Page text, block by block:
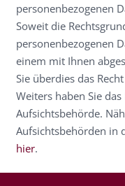
personenbezogenen
Soweit die
personenbezogenen
einem mit Ihnen
Sie überdies das
Weiters haben Sie
Aufsichtsbehörde.
Aufsichtsbehörden in
hier.